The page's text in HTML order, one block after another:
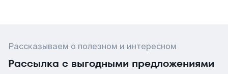
Рассказываем о полезном и интересном
Рассылка с выгодными предложениями